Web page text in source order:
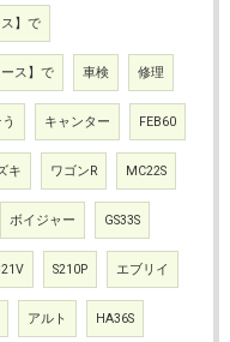
】で
ス】で 車検 修理
キャンター FEB60
キ ワゴンR MC22S
ボイジャー GS33S
S210P エブリイ
アルト HA36S